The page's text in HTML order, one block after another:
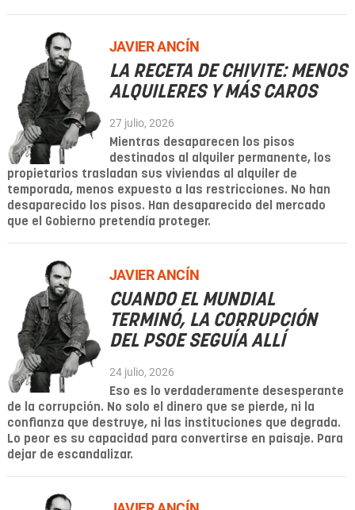
JAVIER ANCÍN
LA RECETA DE CHIVITE: MENOS
ALQUILERES Y MÁS CAROS
27 julio, 2026
Mientras desaparecen los pisos
destinados al alquiler permanente, los
propietarios trasladan sus viviendas al alquiler de
temporada, menos expuesto a las restricciones. No han
desaparecido los pisos. Han desaparecido del mercado
que el Gobierno pretendía proteger.
JAVIER ANCÍN
CUANDO EL MUNDIAL
TERMINÓ, LA CORRUPCIÓN
DEL PSOE SEGUÍA ALLÍ
24 julio, 2026
Eso es lo verdaderamente desesperante
de la corrupción. No solo el dinero que se pierde, ni la
confianza que destruye, ni las instituciones que degrada.
Lo peor es su capacidad para convertirse en paisaje. Para
dejar de escandalizar.